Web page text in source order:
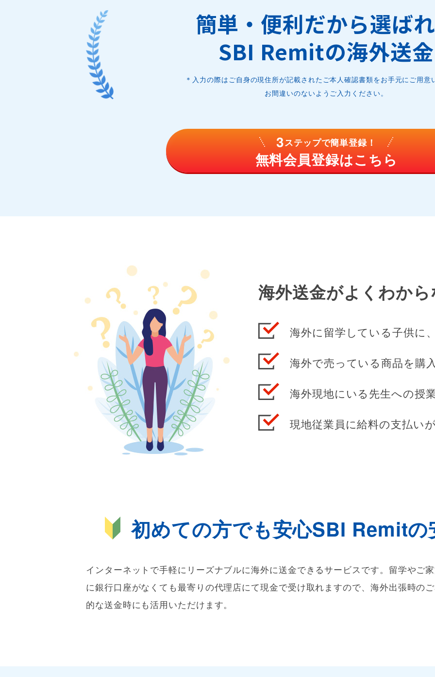
簡単・便利だから選ば
SBI Remitの海外送金
＊入力の際はご自身の現住所が記載されたご本人確認書類をお手元にご用意
お間違いのないようご入力ください。
3ステップで簡単登録！
無料会員登録はこちら
海外送金がよくわか
海外に留学している子供に
海外で売っている商品を購
海外現地にいる先生への授
現地従業員に給料の支払い
初めての方でも安心SBI Remitの
インターネットで手軽にリーズナブルに海外に送金できるサービスです。留学やご
に銀行口座がなくても最寄りの代理店にて現金で受け取れますので、海外出張時の
的な送金時にも活用いただけます。